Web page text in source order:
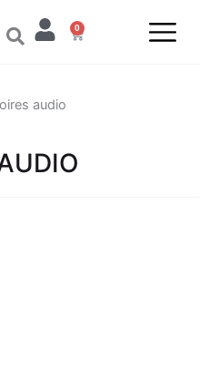
0
Panier
audio